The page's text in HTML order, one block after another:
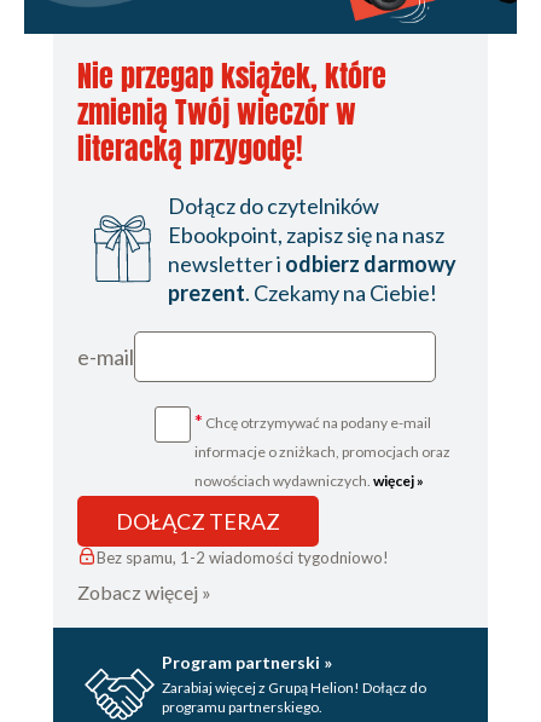
Rozdział 25
Rozdział 26
Rozdział 27
Rozdział 28
Rozdział 29
Rozdział 30
Rozdział 31
Rozdział 32
Rozdział 33
Rozdział 36
Rozdział 37
Rozdział 38
Rozdział 40
Nie przegap książek, które
zmienią Twój wieczór w
literacką przygodę!
Dołącz do czytelników
Ebookpoint, zapisz się na nasz
newsletter i odbierz darmowy
prezent. Czekamy na Ciebie!
e-mail
* Chcę otrzymywać na podany e-mail
informacje o zniżkach, promocjach oraz
nowościach wydawniczych. więcej »
DOŁĄCZ TERAZ
Bez spamu, 1-2 wiadomości tygodniowo!
Zobacz więcej »
Program partnerski »
Zarabiaj więcej z Grupą Helion! Dołącz do
programu partnerskiego.